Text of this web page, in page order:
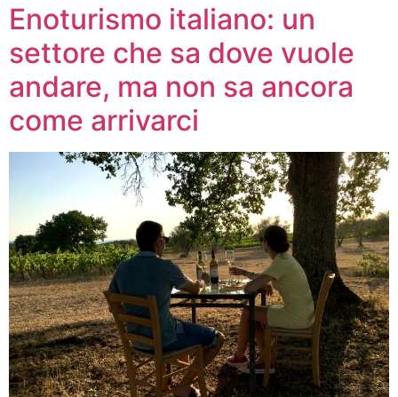
Enoturismo italiano: un
settore che sa dove vuole
andare, ma non sa ancora
come arrivarci